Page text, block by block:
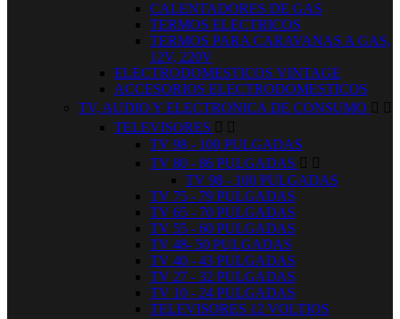
CALENTADORES DE GAS
TERMOS ELECTRICOS
TERMOS PARA CARAVANAS A GAS,
12V, 220V
ELECTRODOMESTICOS VINTAGE
ACCESORIOS ELECTRODOMESTICOS
TV, AUDIO Y ELECTRONICA DE CONSUMO  
TELEVISORES  
TV 98 - 100 PULGADAS
TV 80 - 86 PULGADAS  
TV 98 - 100 PULGADAS
TV 75 - 79 PULGADAS
TV 65 - 70 PULGADAS
TV 55 - 60 PULGADAS
TV 48- 50 PULGADAS
TV 40 - 43 PULGADAS
TV 27 - 32 PULGADAS
TV 10 - 24 PULGADAS
TELEVISORES 12 VOLTIOS